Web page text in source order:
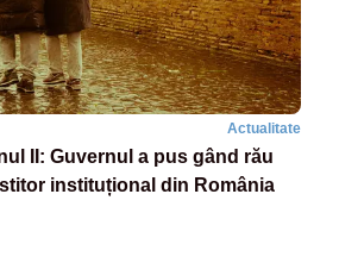
Actualitate
II: Guvernul a pus gând rău
instituțional din România